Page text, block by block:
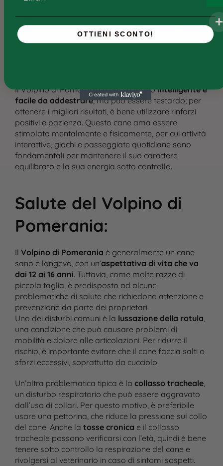
estranei
Questo atteggiamento protettivo lo rende anche un
efficace cane da allerta: è molto attento e, grazie
alla sua naturale tendenza ad abbaiare, segnala la
presenza di intrusi o situazioni insolite. Per questo, è
Il Volpino di Pomerania è anche moltointelligente e
facile da addestrare, ma può essere testardo; per
ottenere i migliori risultati, è bene utilizzare rinforzi
positivi e pazienza. Questo cane ama essere
stimolato mentalmente e fisicamente, per cui attività
interattive, giochi e passeggiate quotidiane sono
fondamentali per mantenere il suo carattere
equilibrato e la sua energia sotto controllo.
Salute del Volpino di
Pomerania:
Il Volpino di Pomerania è generalmente un cane
sano e longevo, con un’aspettativa di vita che va
dai 12 ai 16 anni. Tuttavia, come molte razze di
piccola taglia, è predisposto ad alcune
problematiche di salute che richiedono attenzione e
prevenzione da parte dei proprietari.
Uno dei disturbi comuni è la lussazione della rotula,
una condizione che può causare problemi di
mobilità e dolore alle articolazioni. Per ridurre il
rischio, è importante evitare che il cane faccia salti o
sforzi eccessivi, soprattutto da cucciolo.
Un’altra problematica tipica è la collasso tracheale,
un disturbo respiratorio che può essere aggravato
dall’uso di collari. Per questo motivo, è preferibile
usare una pettorina, che riduce la pressione sul collo
del cane. Anche la tosse cronica e il collasso
tracheale possono verificarsi con l’età, quindi è bene
tenere sotto controllo la respirazione del cane e
rivolgersi al veterinario in caso di sintomi sospetti.
OTTIENI SCONTO!